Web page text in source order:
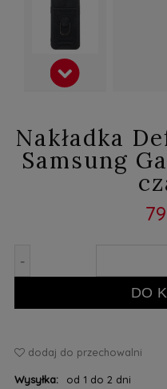
Nakładka
Samsung
-
DO
dodaj do przechowalni
Wysyłka: od 1 do 2 dni